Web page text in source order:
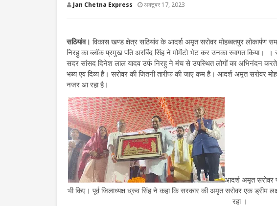
Jan Chetna Express अक्टूबर 17, 2023
सठियांव।विकास खण्ड क्षेत्र सठियांव के आदर्श अमृत सरोवर मोहब्बतपुर लोकार्पण
निरहु का ब्लॉक प्रमुख पति अरबिंद सिंह ने मोमेंटो भेट कर उनका स्वागत किया।
सदर सांसद दिनेश लाल यादव उर्फ निरहु ने मंच से उपस्थित लोगों का अभिनंदन
भब्य एव दिव्य है। सरोवर की जितनी तारीफ की जाए कम है। आदर्श अमृत सरोवर
नजर आ रहा है।
आदर्श अमृत सरोवर
भी किए। पूर्व जिलाध्यक्ष ध्रुव सिंह ने कहा कि सरकार की अमृत सरोवर एक ड्रीम
रहा ।